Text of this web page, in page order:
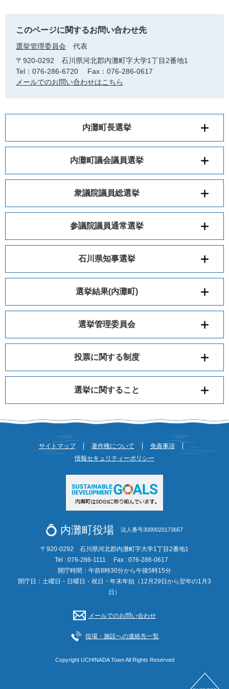
このページに関するお問い合わせ先
選挙管理委員会
代表
〒920-0292
石川県河北郡内灘町字大学1丁目2番地1
Tel：076-286-6720
Fax：076-286-0617
メールでのお問い合わせはこちら
内灘町長選挙
内灘町議会議員選挙
衆議院議員総選挙
参議院議員通常選挙
石川県知事選挙
選挙結果(内灘町)
選挙管理委員会
投票に関する制度
選挙に関すること
サイトマップ 著作権について
免責事項
情報セキュリティーポリシー
内灘町役場 法人番号3000020173657
〒920-0292 石川県河北郡内灘町字大学1丁目2番地1
Tel : 076-286-1111
Fax : 076-286-0617
開庁時間：午前8時30分から午後5時15分
閉庁日：土曜日・日曜日・祝日・年末年始（12月29日から翌年の1月3
日）
メールでのお問い合わせ
役場・施設への連絡先一覧
Copyright UCHINADA Town All Rights Reserved